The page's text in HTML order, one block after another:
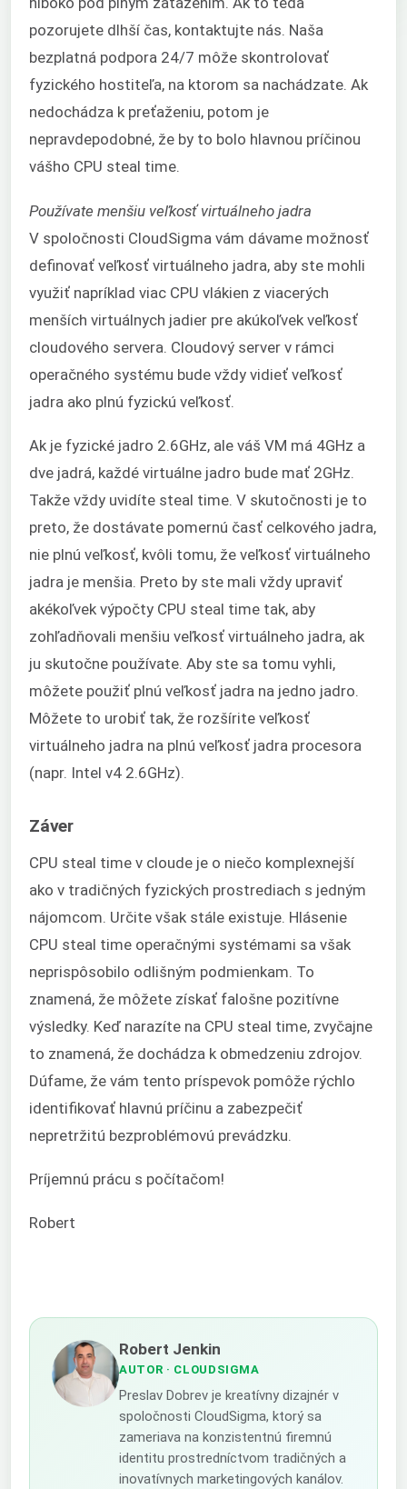
pozorujete dlhší čas, kontaktujte nás. Naša
bezplatná podpora 24/7 môže skontrolovať
fyzického hostiteľa, na ktorom sa nachádzate. Ak
nedochádza k preťaženiu, potom je
nepravdepodobné, že by to bolo hlavnou príčinou
vášho CPU steal time.
Používate menšiu veľkosť virtuálneho jadra
V spoločnosti CloudSigma vám dávame možnosť
definovať veľkosť virtuálneho jadra, aby ste mohli
využiť napríklad viac CPU vlákien z viacerých
menších virtuálnych jadier pre akúkoľvek veľkosť
cloudového servera. Cloudový server v rámci
operačného systému bude vždy vidieť veľkosť
jadra ako plnú fyzickú veľkosť.
Ak je fyzické jadro 2.6GHz, ale váš VM má 4GHz a
dve jadrá, každé virtuálne jadro bude mať 2GHz.
Takže vždy uvidíte steal time. V skutočnosti je to
preto, že dostávate pomernú časť celkového jadra,
nie plnú veľkosť, kvôli tomu, že veľkosť virtuálneho
jadra je menšia. Preto by ste mali vždy upraviť
akékoľvek výpočty CPU steal time tak, aby
zohľadňovali menšiu veľkosť virtuálneho jadra, ak
ju skutočne používate. Aby ste sa tomu vyhli,
môžete použiť plnú veľkosť jadra na jedno jadro.
Môžete to urobiť tak, že rozšírite veľkosť
virtuálneho jadra na plnú veľkosť jadra procesora
(napr. Intel v4 2.6GHz).
Záver
CPU steal time v cloude je o niečo komplexnejší
ako v tradičných fyzických prostrediach s jedným
nájomcom. Určite však stále existuje. Hlásenie
CPU steal time operačnými systémami sa však
neprispôsobilo odlišným podmienkam. To
znamená, že môžete získať falošne pozitívne
výsledky. Keď narazíte na CPU steal time, zvyčajne
to znamená, že dochádza k obmedzeniu zdrojov.
Dúfame, že vám tento príspevok pomôže rýchlo
identifikovať hlavnú príčinu a zabezpečiť
nepretržitú bezproblémovú prevádzku.
Príjemnú prácu s počítačom!
Robert
Robert Jenkin
AUTOR · CLOUDSIGMA
Preslav Dobrev je kreatívny dizajnér v
spoločnosti CloudSigma, ktorý sa
zameriava na konzistentnú firemnú
identitu prostredníctvom tradičných a
inovatívnych marketingových kanálov.